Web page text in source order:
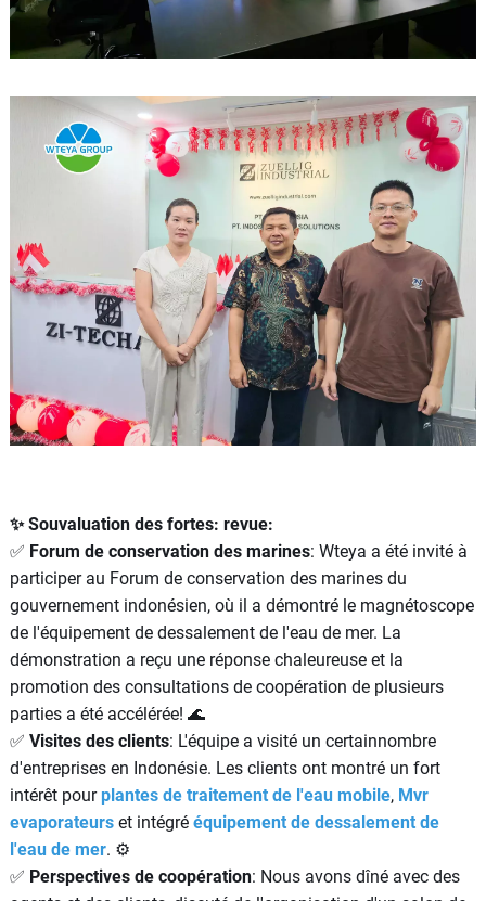
✨ Souvaluation des fortes: revue:
✅ Forum de conservation des marines: Wteya a été invité à
participer au Forum de conservation des marines du
gouvernement indonésien, où il a démontré le magnétoscope
de l'équipement de dessalement de l'eau de mer. La
démonstration a reçu une réponse chaleureuse et la
promotion des consultations de coopération de plusieurs
parties a été accélérée! 🌊
✅ Visites des clients: L'équipe a visité un certainnombre
d'entreprises en Indonésie. Les clients ont montré un fort
intérêt pourplantes de traitement de l'eau mobile, Mvr
evaporateurset intégré équipement de dessalement de
l'eau de mer. ⚙
✅ Perspectives de coopération: Nous avons dîné avec des